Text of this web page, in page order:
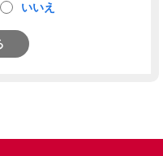
いいえ